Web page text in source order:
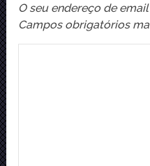
O seu endereço de
Campos obrigatórios